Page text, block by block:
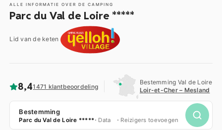
ALLE INFORMATIE OVER DE CAMPING
Parc du Val de Loire *****
Lid van de keten
8,41471 klantbeoordeling
Bestemming Val de Loire
Loir-et-Cher – Mesland
Bestemming
Parc du Val de Loire ***** Data Reizigers toevoegen